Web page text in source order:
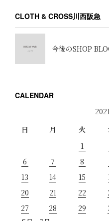
CLOTH & CROSS川西阪急
今後のSHOP
CALENDAR
日
月 火
1
6
7 8
13
14 15
20
21 22
27
28 29